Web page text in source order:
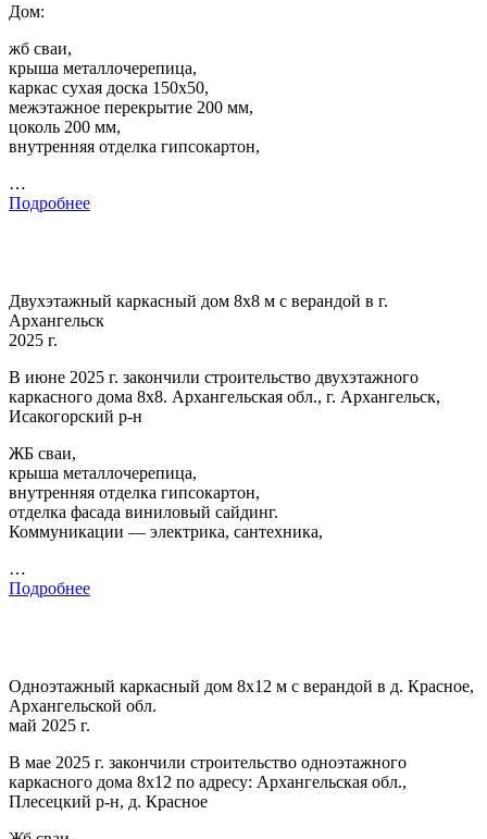
Дом:
жб сваи,
крыша металлочерепица,
каркас сухая доска 150х50,
межэтажное перекрытие 200 мм,
цоколь 200 мм,
внутренняя отделка гипсокартон,
…
Подробнее
Двухэтажный каркасный дом 8х8 м с верандой в г.
Архангельск
2025 г.
В июне 2025 г. закончили строительство двухэтажного
каркасного дома 8х8. Архангельская обл., г. Архангельск,
Исакогорский р-н
ЖБ сваи,
крыша металлочерепица,
внутренняя отделка гипсокартон,
отделка фасада виниловый сайдинг.
Коммуникации — электрика, сантехника,
…
Подробнее
Одноэтажный каркасный дом 8х12 м с верандой в д. Красное,
Архангельской обл.
май 2025 г.
В мае 2025 г. закончили строительство одноэтажного
каркасного дома 8х12 по адресу: Архангельская обл.,
Плесецкий р-н, д. Красное